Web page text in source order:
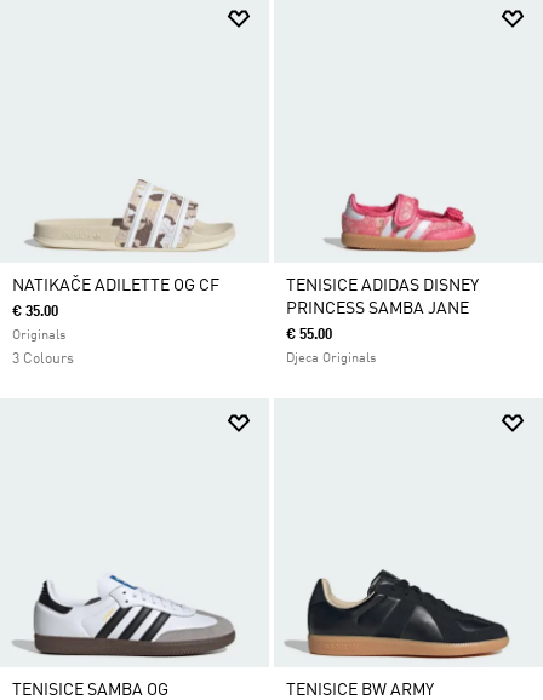
NATIKAČE ADILETTE OG CF
€ 35.00
Originals
3 Colours
TENISICE ADIDAS DISNEY
PRINCESS SAMBA JANE
€ 55.00
Djeca Originals
TENISICE SAMBA OG TENISICE BW ARMY